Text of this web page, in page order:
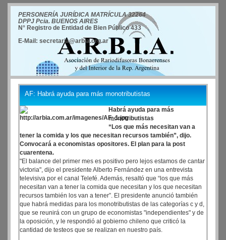
PERSONERÍA JURÍDICA MATRÍCULA 32264
DPPJ Pcia. BUENOS AIRES
N° Registro de Entidad de Bien Público 433
E-Mail: secretaria@arbia.org.ar
AF: Habrá ayuda para más monotributistas
Habrá ayuda para más
monotributistas
“Los que más necesitan van a
tener la comida y los que necesitan recursos también”, dijo.
Convocará a economistas opositores. El plan para la post
cuarentena.
"El balance del primer mes es positivo pero lejos estamos de cantar
victoria", dijo el presidente Alberto Fernández en una entrevista
televisiva por el canal Telefé. Además, resaltó que “los que más
necesitan van a tener la comida que necesitan y los que necesitan
recursos también los van a tener”. El presidente anunció también
que habrá medidas para los monotributistas de las categorías c y d,
que se reunirá con un grupo de economistas "independientes" y de
la oposición, y le respondió al gobierno chileno que criticó la
cantidad de testeos que se realizan en nuestro país.